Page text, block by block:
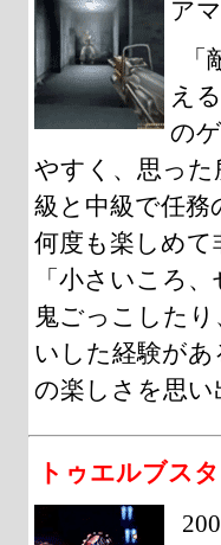
ア
え
の
やすく、思った
級と中級で任務
何度も楽しめて
「小さいころ
鬼ごっこした
いした経験が
の楽しさを思い
トゥエルブス